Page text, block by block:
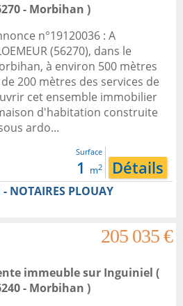
- Morbihan )
n°19120036 : A
(56270), dans le
à environ 500 mètres
200 mètres des services de
cet ensemble immobilier
d'habitation construite
ardo...
Surface
1 m2 Détails
NOTAIRES PLOUAY
205 035 €
immeublesur Inguiniel (
- Morbihan )